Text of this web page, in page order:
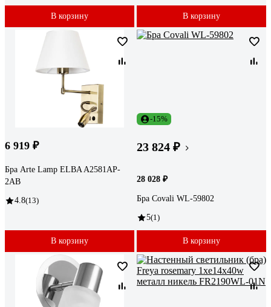
В корзину В корзину
6 919 ₽
Бра Arte Lamp ELBA A2581AP-
2AB
4.8(13)
В корзину
-15%
23 824 ₽
28 028 ₽
Бра Covali WL-59802
5(1)
В корзину